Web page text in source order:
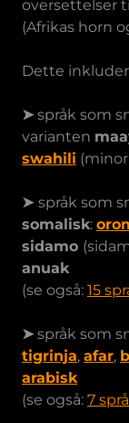
oversettelser
(Afrikas horn
Dette
➤språk som
varianten
swahili
➤ språk som
somalisk:
sidamo
anuak
(se også: 15
➤språk som
tigrinja, afar,
arabisk
(se også: 7